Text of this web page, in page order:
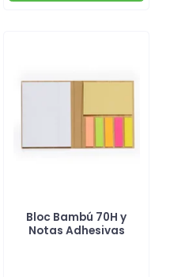
Bloc Bambú 70H y
Notas Adhesivas